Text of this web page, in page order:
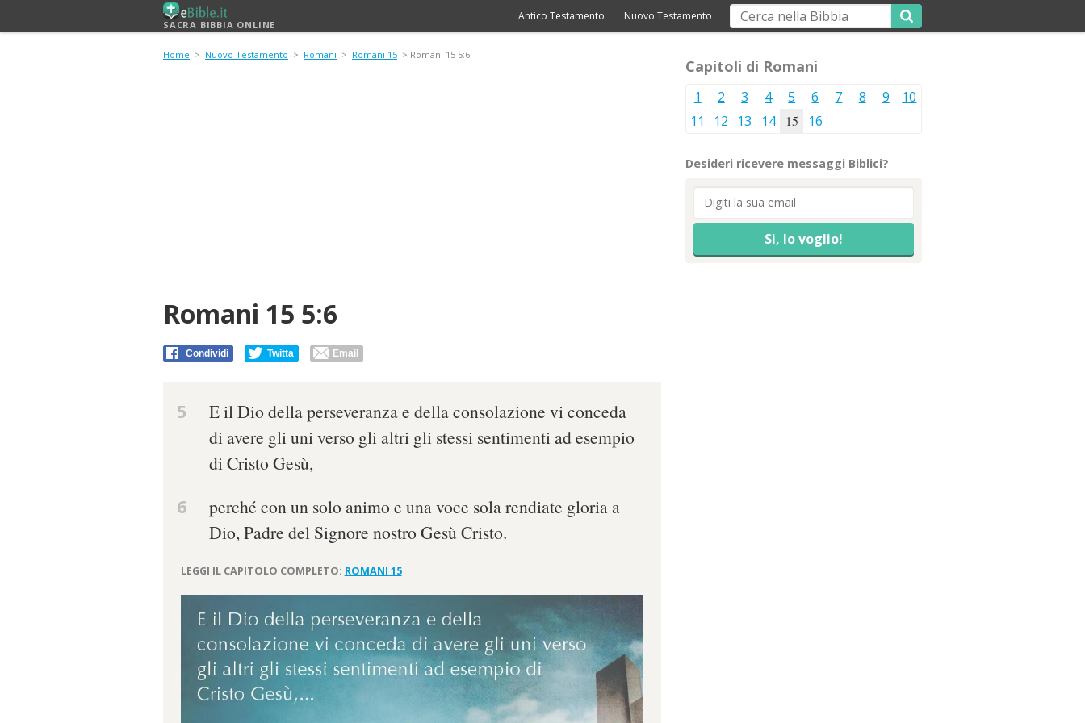
SACRA BIBBIA ONLINE
Antico Testamento Nuovo Testamento
Home > Nuovo Testamento > Romani > Romani 15 > Romani 15 5:6
Romani 15 5:6
Condividi Twitta Email
5
E il Dio della perseveranza e della consolazione vi conceda
di avere gli uni verso gli altri gli stessi sentimenti ad esempio
di Cristo Gesù,
6
perché con un solo animo e una voce sola rendiate gloria a
Dio, Padre del Signore nostro Gesù Cristo.
LEGGI IL CAPITOLO COMPLETO: ROMANI 15
Capitoli di Romani
1 2 3 4 5 6 7 8 9
10
11
12 13 14 15 16
Desideri ricevere messaggi Biblici?